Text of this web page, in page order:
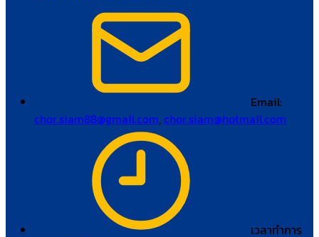
Email:
chor.siam88@gmail.com,chor.siam@hotmail.com
เวลาทำการ